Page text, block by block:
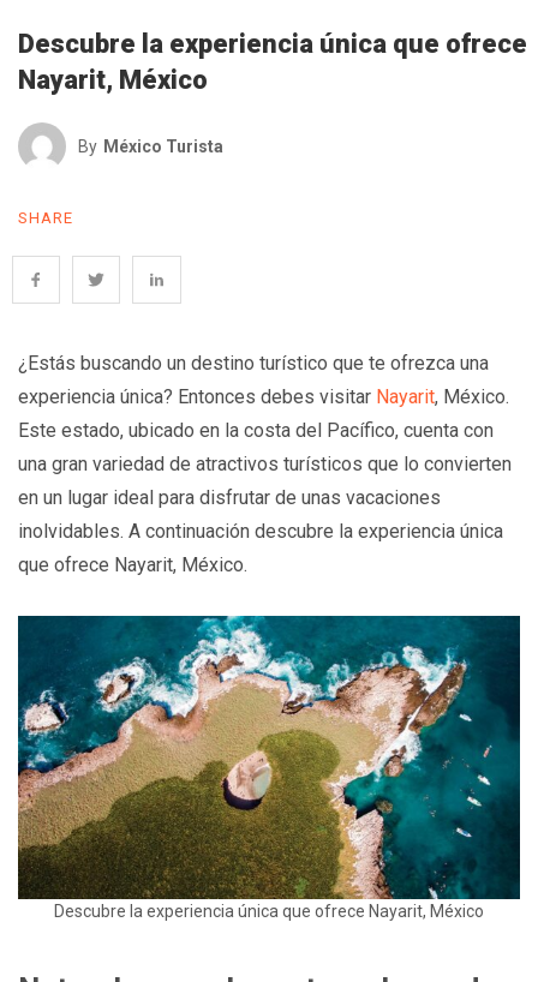
Descubre la experiencia única que ofrece
Nayarit, México
By México Turista
SHARE
¿Estás buscando un destino turístico que te ofrezca una
experiencia única? Entonces debes visitar Nayarit, México.
Este estado, ubicado en la costa del Pacífico, cuenta con
una gran variedad de atractivos turísticos que lo convierten
en un lugar ideal para disfrutar de unas vacaciones
inolvidables. A continuación descubre la experiencia única
que ofrece Nayarit, México.
Descubre la experiencia única que ofrece Nayarit, México